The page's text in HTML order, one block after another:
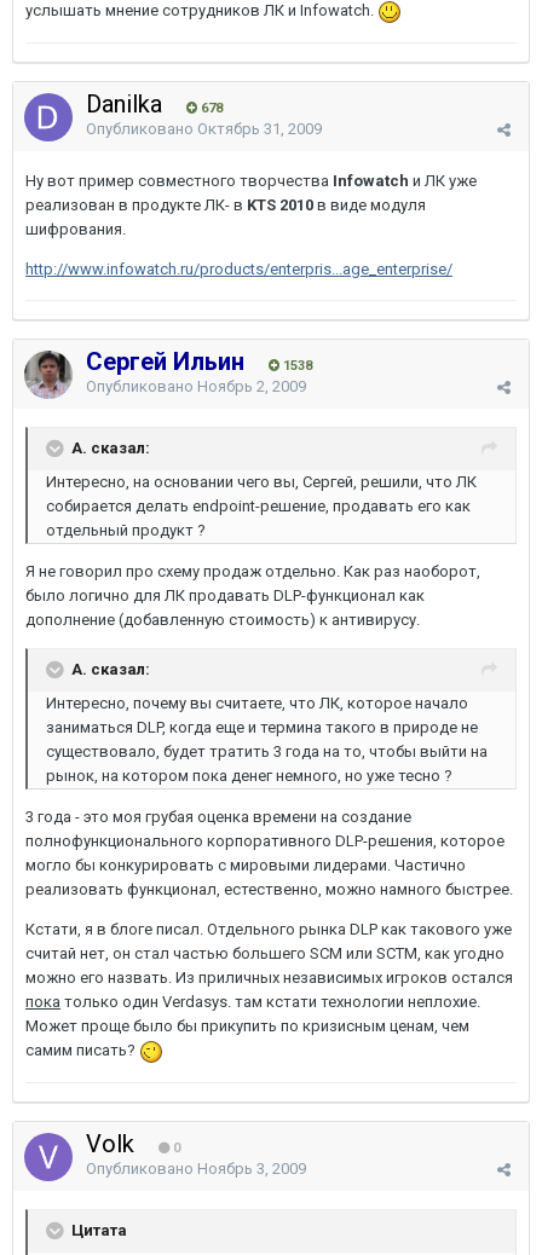
услышать мнение сотрудников ЛК и Infowatch.
Danilka 678
Опубликовано Октябрь 31, 2009
Ну вот пример совместного творчества Infowatch и ЛК уже
реализован в продукте ЛК- в KTS 2010 в виде модуля
шифрования.
http://www.infowatch.ru/products/enterpris...age_enterprise/
Сергей Ильин 1538
Опубликовано Ноябрь 2, 2009
A. сказал:
Интересно, на основании чего вы, Сергей, решили, что ЛК
собирается делать endpoint-решение, продавать его как
отдельный продукт ?
Я не говорил про схему продаж отдельно. Как раз наоборот,
было логично для ЛК продавать DLP-функционал как
дополнение (добавленную стоимость) к антивирусу.
A. сказал:
Интересно, почему вы считаете, что ЛК, которое начало
заниматься DLP, когда еще и термина такого в природе не
существовало, будет тратить 3 года на то, чтобы выйти на
рынок, на котором пока денег немного, но уже тесно ?
3 года - это моя грубая оценка времени на создание
полнофункционального корпоративного DLP-решения, которое
могло бы конкурировать с мировыми лидерами. Частично
реализовать функционал, естественно, можно намного быстрее.
Кстати, я в блоге писал. Отдельного рынка DLP как такового уже
считай нет, он стал частью большего SCM или SCTM, как угодно
можно его назвать. Из приличных независимых игроков остался
пока только один Verdasys. там кстати технологии неплохие.
Может проще было бы прикупить по кризисным ценам, чем
самим писать?
Volk 0
Опубликовано Ноябрь 3, 2009
Цитата